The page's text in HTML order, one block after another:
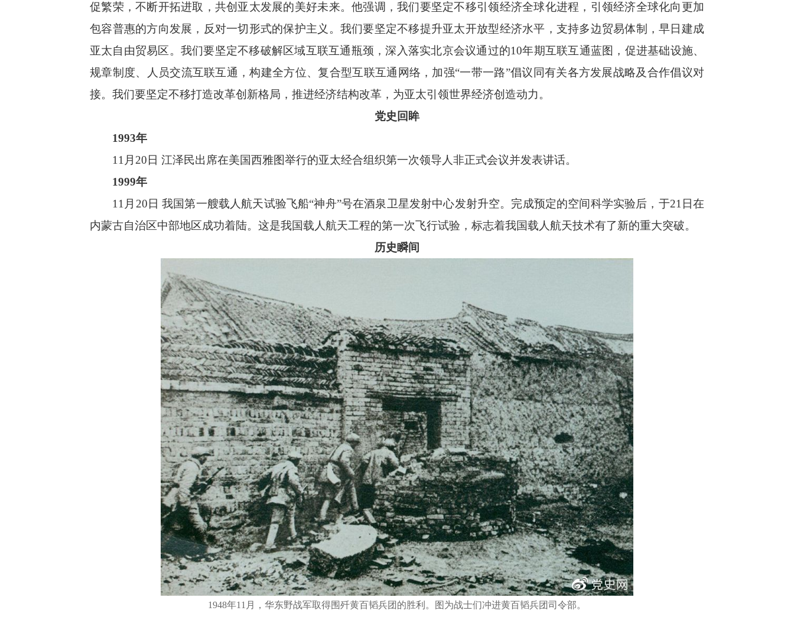
促繁荣，不断开拓进取，共创亚太发展的美好未来。他强调，我们要坚定不移引领经济全球化进程，引领经济全球化向更加
包容普惠的方向发展，反对一切形式的保护主义。我们要坚定不移提升亚太开放型经济水平，支持多边贸易体制，早日建成
亚太自由贸易区。我们要坚定不移破解区域互联互通瓶颈，深入落实北京会议通过的10年期互联互通蓝图，促进基础设施、
规章制度、人员交流互联互通，构建全方位、复合型互联互通网络，加强“一带一路”倡议同有关各方发展战略及合作倡议对
接。我们要坚定不移打造改革创新格局，推进经济结构改革，为亚太引领世界经济创造动力。
党史回眸
1993年
11月20日 江泽民出席在美国西雅图举行的亚太经合组织第一次领导人非正式会议并发表讲话。
1999年
11月20日 我国第一艘载人航天试验飞船“神舟”号在酒泉卫星发射中心发射升空。完成预定的空间科学实验后，于21日在
内蒙古自治区中部地区成功着陆。这是我国载人航天工程的第一次飞行试验，标志着我国载人航天技术有了新的重大突破。
历史瞬间
1948年11月，华东野战军取得围歼黄百韬兵团的胜利。图为战士们冲进黄百韬兵团司令部。